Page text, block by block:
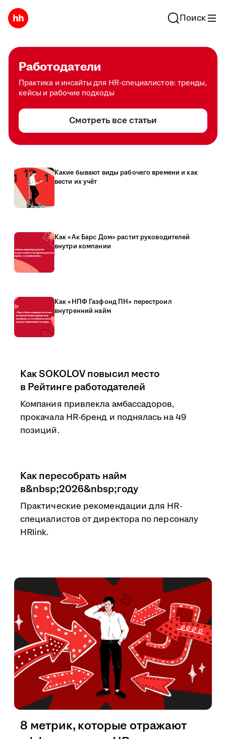
Поиск
Работодатели
Практика и инсайты для HR-специалистов: тренды,
кейсы и рабочие подходы
Смотреть все статьи
Какие бывают виды рабочего времени и как
вести их учёт
Как «Ак Барс Дом» растит руководителей
внутри компании
Как «НПФ Газфонд ПН» перестроил
внутренний найм
Как SOKOLOV повысил место
в Рейтинге работодателей
Компания привлекла амбассадоров,
прокачала HR-бренд и поднялась на 49
позиций.
Как пересобрать найм
в&nbsp;2026&nbsp;году
Практические рекомендации для HR-
специалистов от директора по персоналу
HRlink.
8 метрик, которые отражают